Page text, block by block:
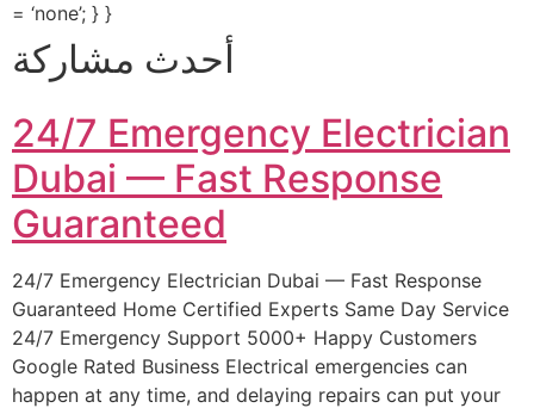
= ‘none’; } }
أحدث مشاركة
24/7 Emergency Electrician
Dubai — Fast Response
Guaranteed
24/7 Emergency Electrician Dubai — Fast Response
Guaranteed Home Certified Experts Same Day Service
24/7 Emergency Support 5000+ Happy Customers
Google Rated Business Electrical emergencies can
happen at any time, and delaying repairs can put your